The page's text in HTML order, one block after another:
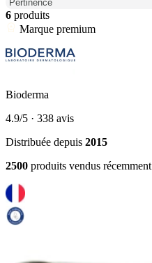
6 produits
Marque premium
Bioderma
4.9/5 · 338 avis
Distribuée depuis 2015
2500 produits vendus récemment